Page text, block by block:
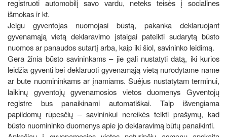
registruoti automobilį savo vardu, neteks teisės į socialines
išmokas ir kt.
Jeigu gyventojas nuomojasi būstą, pakanka deklaruojant
gyvenamąją vietą deklaravimo įstaigai pateikti sudarytą būsto
nuomos ar panaudos sutartį arba, kaip iki šiol, savininko leidimą.
Gera žinia būsto savininkams – jie gali nustatyti datą, iki kurios
leidžia gyventi bei deklaruoti gyvenamąją vietą nurodytame name
ar bute nuomininkams ar įnamiams. Suėjus nustatytam terminui,
laikinų gyventojų gyvenamosios vietos duomenys Gyventojų
registre bus panaikinami automatiškai. Taip išvengiama
papildomų rūpesčių – savininkui nereikės teikti prašymų, kad
būsto nuomininko duomenys apie jo deklaravimą būtų panaikinti.